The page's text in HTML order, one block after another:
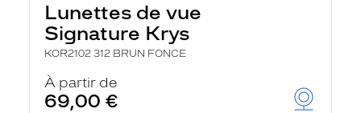
Lunettes de vue
Signature Krys
KOR2102 312 BRUN FONCE
À partir de
69,00 €